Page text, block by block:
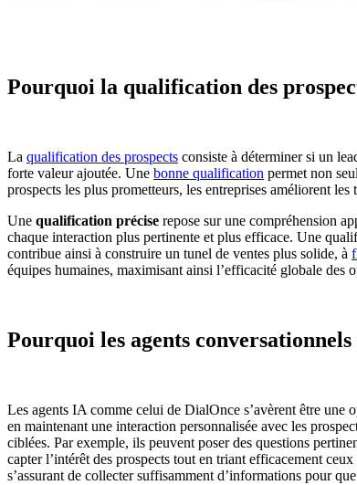
Pourquoi la qualification des
La qualification des prospects consiste à déterminer si un
forte valeur ajoutée. Une bonne qualification permet non
prospects les plus prometteurs, les entreprises améliorent
Une qualification précise repose sur une compréhension
chaque interaction plus pertinente et plus efficace. Une
contribue ainsi à construire un tunel de ventes plus solide, à
équipes humaines, maximisant ainsi l’efficacité globale des
Pourquoi les agents
Les agents IA comme celui de DialOnce s’avèrent être une
en maintenant une interaction personnalisée avec les
ciblées. Par exemple, ils peuvent poser des questions
capter l’intérêt des prospects tout en triant efficacement
s’assurant de collecter suffisamment d’informations pour